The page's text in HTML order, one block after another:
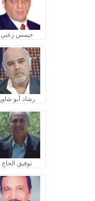
جيمس زغبي
رشاد أبو شاور
توفيق الحاج